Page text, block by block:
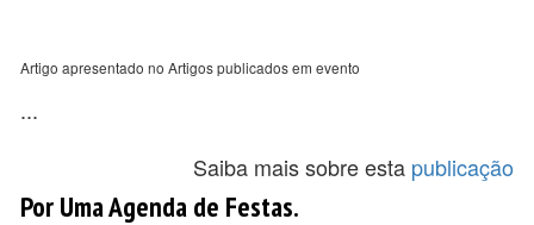
Artigo apresentado no Artigos publicados em evento
...
Saiba mais sobre esta publicação
Por Uma Agenda de Festas.